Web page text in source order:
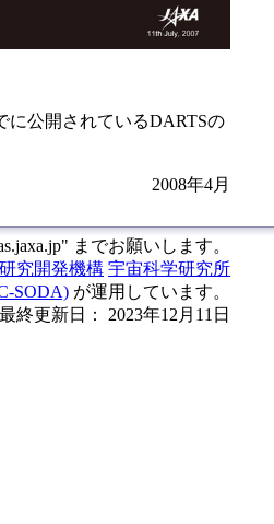
に公開されているDARTSの
2008年4月
までお願いします。
究開発機構 宇宙科学研究所
SODA) が運用しています。
最終更新日： 2023年12月11日